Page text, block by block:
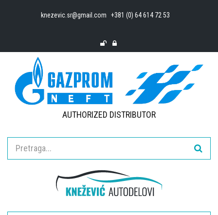
knezevic.sr@gmail.com +381 (0) 64 614 72 53
AUTHORIZED DISTRIBUTOR